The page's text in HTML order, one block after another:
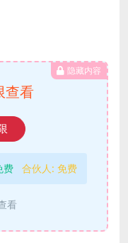
隐藏内容
查看
费 合伙人: 免费
看